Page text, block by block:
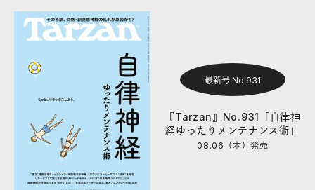
最新号 No.931
『Tarzan』No.931「自律神
経ゆったりメンテナンス術」
08.06（木）発売